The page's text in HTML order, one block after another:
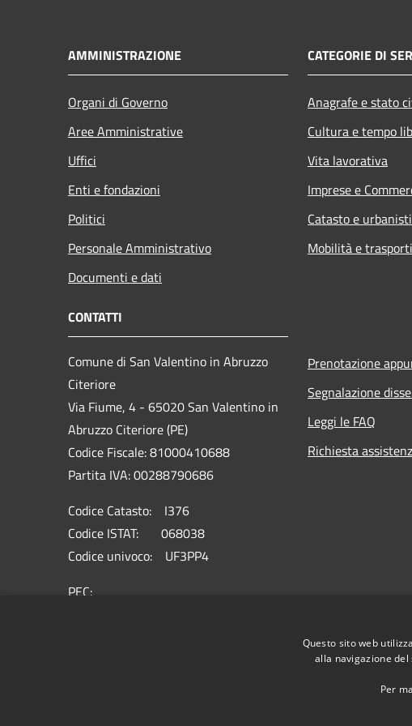
AMMINISTRAZIONE
Organi di Governo
Aree Amministrative
Uffici
Enti e fondazioni
Politici
Personale Amministrativo
Documenti e dati
CATEGORIE DI
Anagrafe e stato
Cultura e tempo
Vita lavorativa
Imprese e
Catasto e
Mobilità e trasporti
CONTATTI
Comune di San Valentino in Abruzzo
Citeriore
Via Fiume, 4 - 65020 San Valentino in
Abruzzo Citeriore (PE)
Codice Fiscale: 81000410688
Partita IVA: 00288790686
Codice Catasto: I376
Codice ISTAT: 068038
Codice univoco: UF3PP4
PEC:
Prenotazione
Segnalazione
Leggi le FAQ
Richiesta
Questo sito web
alla navigazione
Per